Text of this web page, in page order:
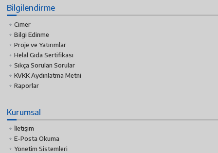
Bilgilendirme
Cimer
Bilgi Edinme
Proje ve Yatırımlar
Helal Gıda Sertifikası
Sıkça Sorulan Sorular
KVKK Aydınlatma Metni
Raporlar
Kurumsal
İletişim
E-Posta Okuma
Yönetim Sistemleri